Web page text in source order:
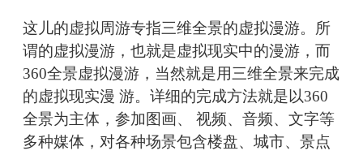
这儿的虚拟周游专指三维全景的虚拟漫游。所
谓的虚拟漫游，也就是虚拟现实中的漫游，而
360全景虚拟漫游，当然就是用三维全景来完成
的虚拟现实漫 游。详细的完成方法就是以360
全景为主体，参加图画、 视频、音频、文字等
多种媒体，对各种场景包含楼盘、城市、景点